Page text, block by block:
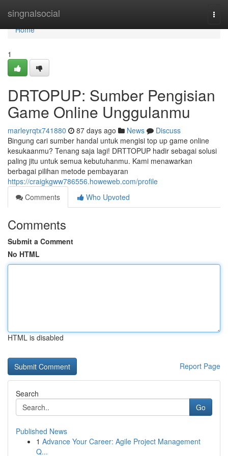
singnalsocial
Home
Home
1
DRTOPUP: Sumber Pengisian
Game Online Unggulanmu
marleyrqtx741880 87 days ago News
Discuss
Bingung cari sumber handal untuk mengisi top up game online
kesukaanmu? Tenang saja lagi! DRTTOPUP hadir sebagai solusi
paling jitu untuk semua kebutuhanmu. Kami menawarkan
berbagai pilihan metode pembayaran
https://craigkgww786556.howeweb.com/profile
Comments
Who Upvoted
Comments
Submit a Comment
No HTML
HTML is disabled
Report Page
Search
Go
Published News
1 Advance Your Career: Agile Project Management
Q...